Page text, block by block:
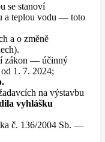
se stanoví
a teplou vodu — toto
a o změně
zákon — účinný
1. 7. 2024;
na výstavbu
vyhlášku
č. 136/2004 Sb. —